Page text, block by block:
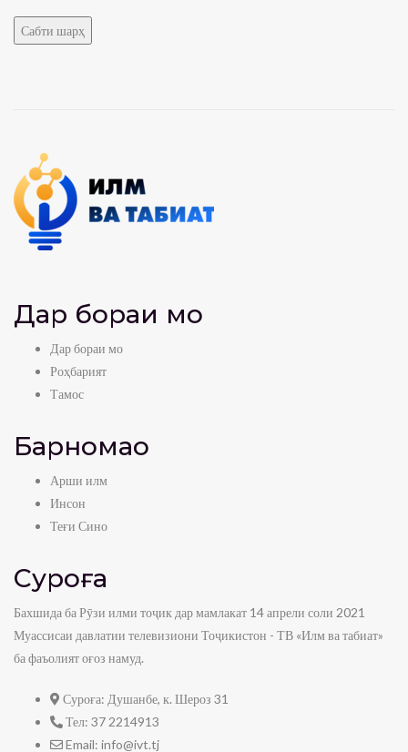
Дар бораи мо
Дар бораи мо
Роҳбарият
Тамос
Барномаҳо
Арши илм
Инсон
Теғи Сино
Суроға
Бахшида ба Рӯзи илми тоҷик дар мамлакат 14 апрели соли 2021
Муассисаи давлатии телевизиони Тоҷикистон - ТВ «Илм ва табиат»
ба фаъолият оғоз намуд.
Суроға: Душанбе, к. Шероз 31
Тел: 37 2214913
Email: info@ivt.tj